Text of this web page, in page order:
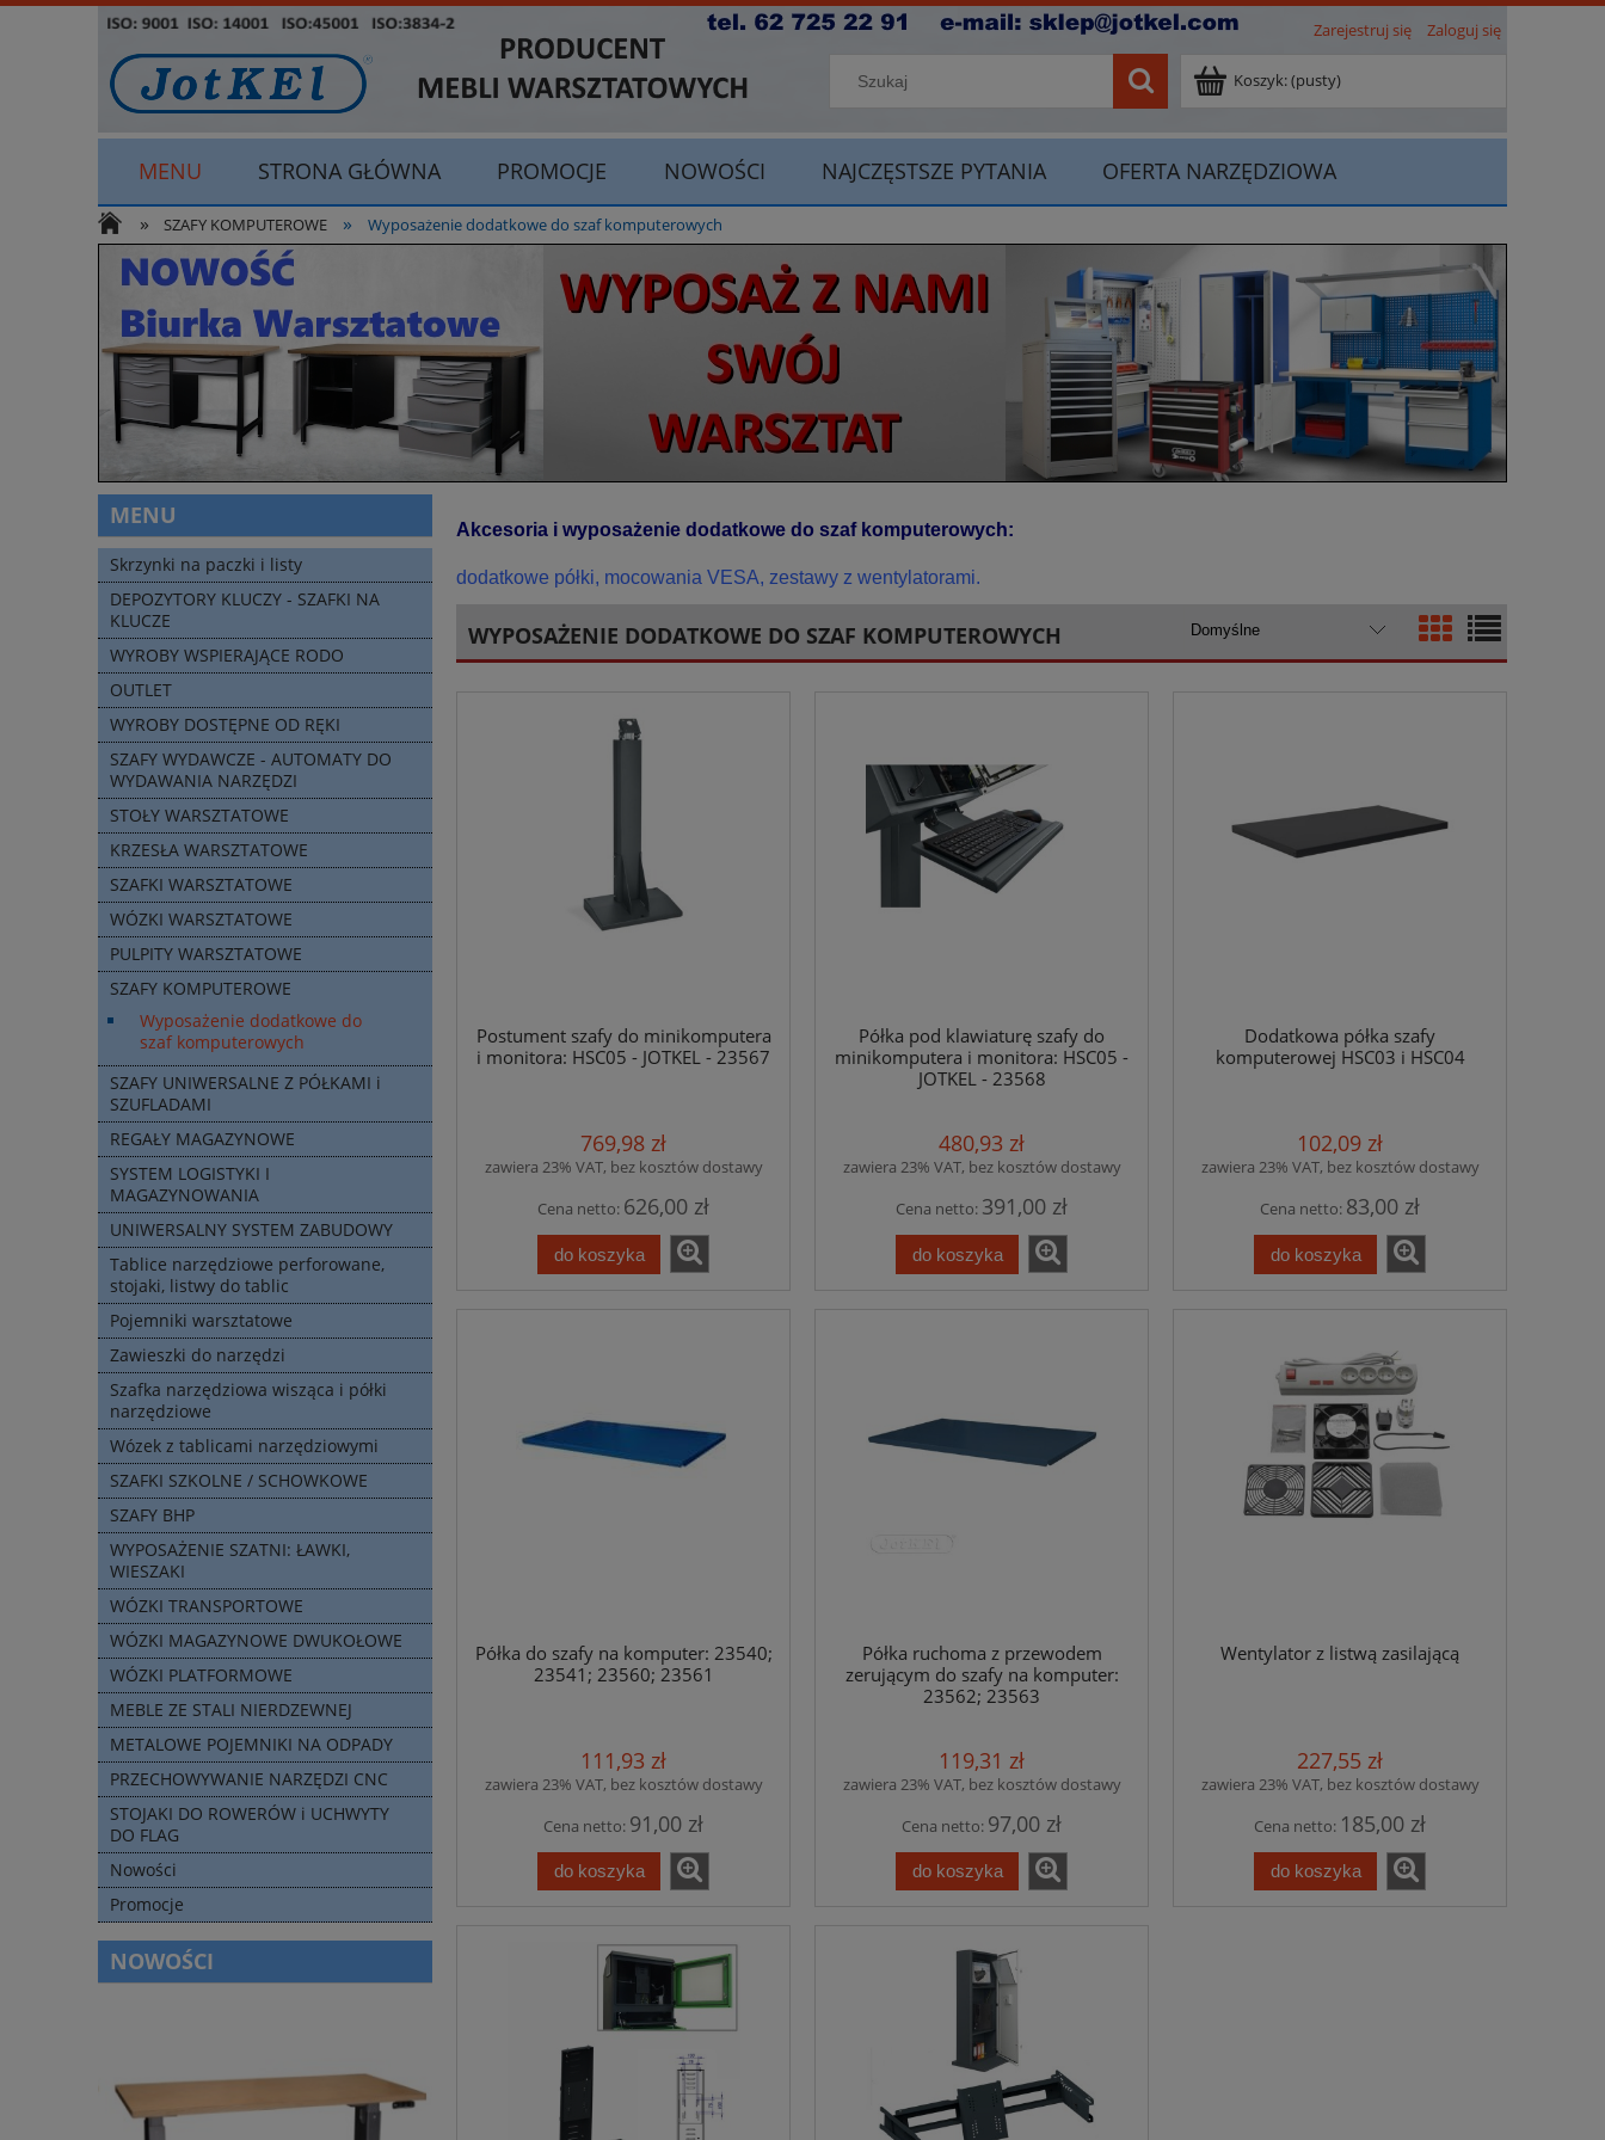
Zarejestruj się Zaloguj się
Koszyk:(pusty)
MENU STRONA GŁÓWNA PROMOCJE NOWOŚCI NAJCZĘSTSZE PYTANIA
OFERTA NARZĘDZIOWA
ODSTĄP OD UMOWY TUTAJ
» SZAFY KOMPUTEROWE » Wyposażenie dodatkowe do szaf komputerowych
MENU
Skrzynki na paczki i listy
DEPOZYTORY KLUCZY - SZAFKI NA
KLUCZE
WYROBY WSPIERAJĄCE RODO
OUTLET
WYROBY DOSTĘPNE OD RĘKI
SZAFY WYDAWCZE - AUTOMATY DO
WYDAWANIA NARZĘDZI
STOŁY WARSZTATOWE
KRZESŁA WARSZTATOWE
SZAFKI WARSZTATOWE
WÓZKI WARSZTATOWE
PULPITY WARSZTATOWE
SZAFY KOMPUTEROWE
Wyposażenie dodatkowe do
szaf komputerowych
SZAFY UNIWERSALNE Z PÓŁKAMI i
SZUFLADAMI
REGAŁY MAGAZYNOWE
SYSTEM LOGISTYKI I
MAGAZYNOWANIA
UNIWERSALNY SYSTEM ZABUDOWY
Tablice narzędziowe perforowane,
stojaki, listwy do tablic
Pojemniki warsztatowe
Zawieszki do narzędzi
Szafka narzędziowa wisząca i półki
narzędziowe
Wózek z tablicami narzędziowymi
SZAFKI SZKOLNE / SCHOWKOWE
SZAFY BHP
WYPOSAŻENIE SZATNI: ŁAWKI,
WIESZAKI
WÓZKI TRANSPORTOWE
WÓZKI MAGAZYNOWE DWUKOŁOWE
WÓZKI PLATFORMOWE
MEBLE ZE STALI NIERDZEWNEJ
METALOWE POJEMNIKI NA ODPADY
PRZECHOWYWANIE NARZĘDZI CNC
STOJAKI DO ROWERÓW i UCHWYTY
DO FLAG
Nowości
Promocje
NOWOŚCI
Akcesoria i wyposażenie dodatkowe do szaf komputerowych:
dodatkowe półki, mocowania VESA, zestawy z wentylatorami.
WYPOSAŻENIE DODATKOWE DO SZAF KOMPUTEROWYCH
Postument szafy do minikomputera
i monitora: HSC05 - JOTKEL - 23567
769,98 zł
zawiera 23% VAT, bez kosztów dostawy
Cena netto: 626,00 zł
do koszyka
Półka pod klawiaturę szafy do
minikomputera i monitora: HSC05 -
JOTKEL - 23568
480,93 zł
zawiera 23% VAT, bez kosztów dostawy
Cena netto: 391,00 zł
do koszyka
Dodatkowa półka szafy
komputerowej HSC03 i HSC04
102,09 zł
zawiera 23% VAT, bez kosztów dostawy
Cena netto: 83,00 zł
do koszyka
Półka do szafy na komputer: 23540;
23541; 23560; 23561
111,93 zł
zawiera 23% VAT, bez kosztów dostawy
Cena netto: 91,00 zł
do koszyka
Półka ruchoma z przewodem
zerującym do szafy na komputer:
23562; 23563
119,31 zł
zawiera 23% VAT, bez kosztów dostawy
Cena netto: 97,00 zł
do koszyka
Wentylator z listwą zasilającą
227,55 zł
zawiera 23% VAT, bez kosztów dostawy
Cena netto: 185,00 zł
do koszyka